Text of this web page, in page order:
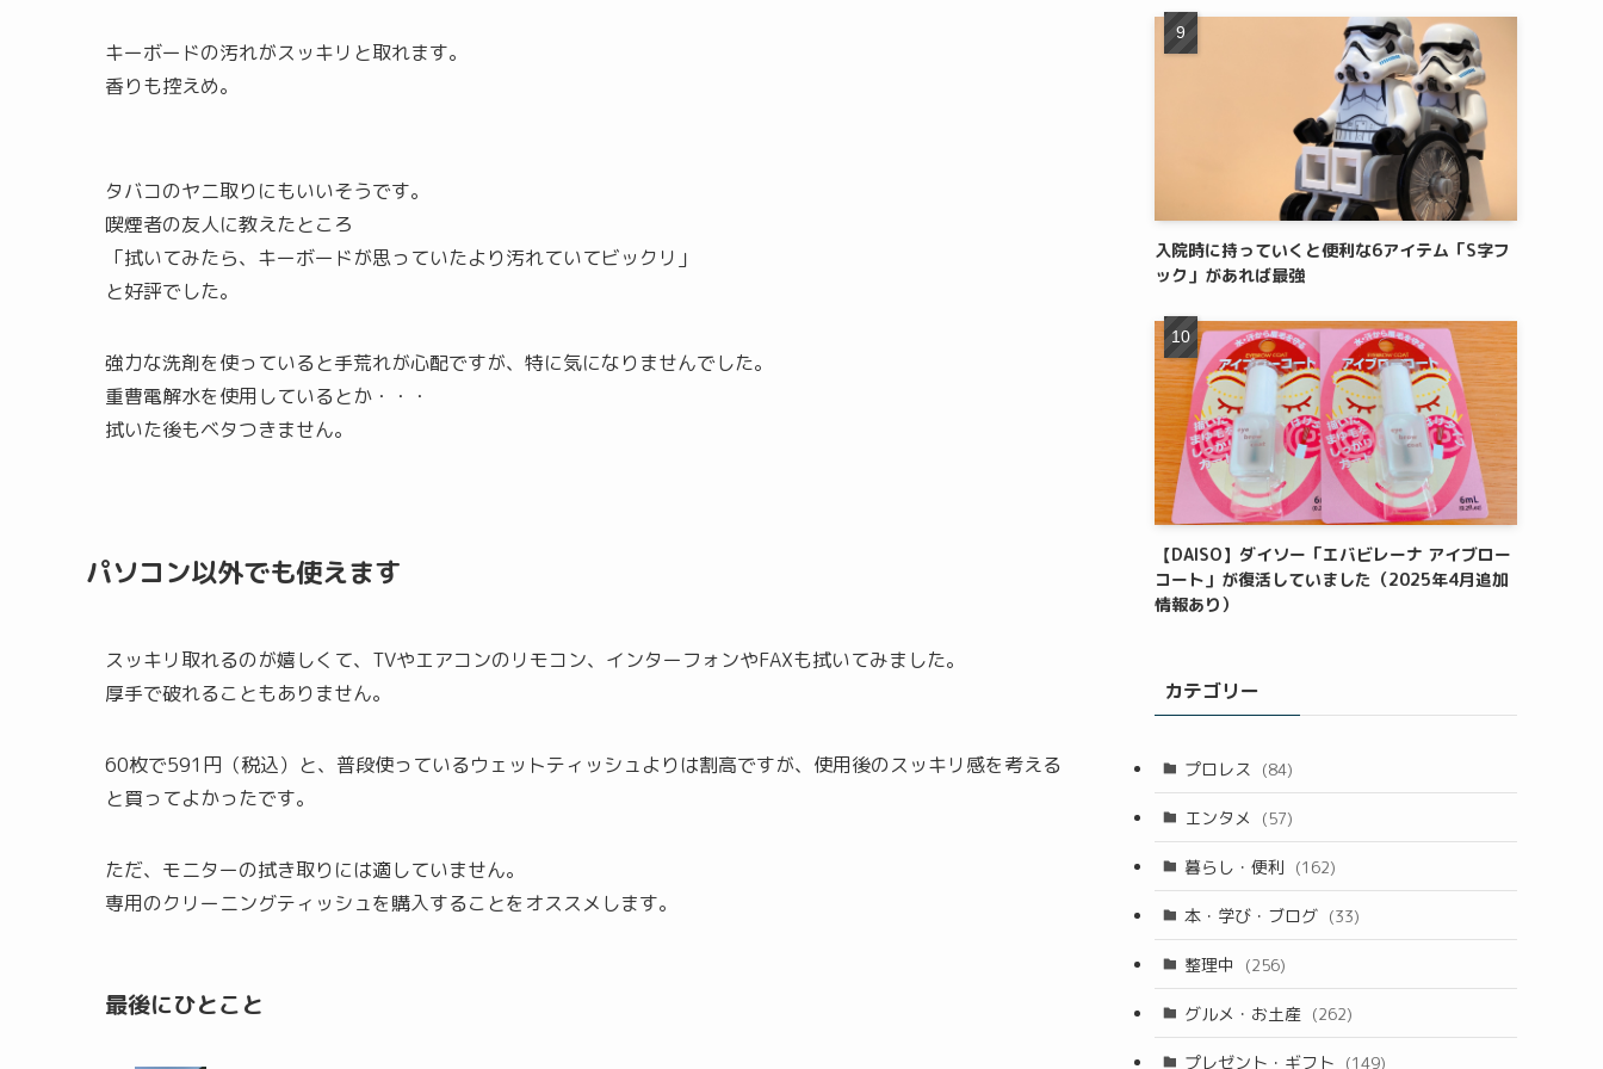
キーボードの汚れがスッキリと取れます。
香りも控えめ。
タバコのヤニ取りにもいいそうです。
喫煙者の友人に教えたところ
「拭いてみたら、キーボードが思っていたより汚れていてビックリ」
と好評でした。
強力な洗剤を使っていると手荒れが心配ですが、特に気になりませんでした。
重曹電解水を使用しているとか・・・
拭いた後もベタつきません。
パソコン以外でも使えます
スッキリ取れるのが嬉しくて、TVやエアコンのリモコン、インターフォンやFAXも拭いてみました。
厚手で破れることもありません。
60枚で591円（税込）と、普段使っているウェットティッシュよりは割高ですが、使用後のスッキリ感を考える
と買ってよかったです。
ただ、モニターの拭き取りには適していません。
専用のクリーニングティッシュを購入することをオススメします。
最後にひとこと
入院時に持っていくと便利な6アイテム「S字フ
ック」があれば最強
【DAISO】ダイソー「エバビレーナ アイブロー
コート」が復活していました（2025年4月追加
情報あり）
カテゴリー
プロレス (84)
エンタメ (57)
暮らし・便利 (162)
本・学び・ブログ (33)
整理中 (256)
グルメ・お土産 (262)
プレゼント・ギフト (149)